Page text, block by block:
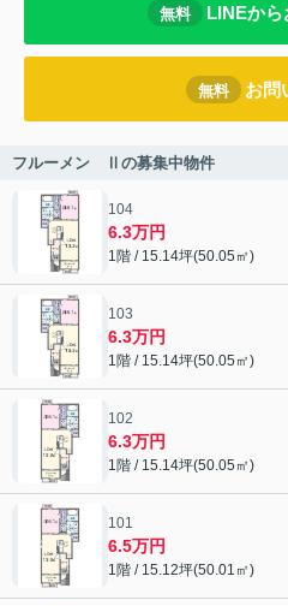
無料 LINEから
無料 お問
フルーメン Ⅱの募集中物件
104
6.3万円
1階 / 15.14坪(50.05㎡)
103
6.3万円
1階 / 15.14坪(50.05㎡)
102
6.3万円
1階 / 15.14坪(50.05㎡)
101
6.5万円
1階 / 15.12坪(50.01㎡)